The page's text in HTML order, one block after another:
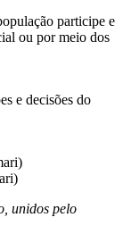
participe e
ou por meio dos
e decisões do
unidos pelo